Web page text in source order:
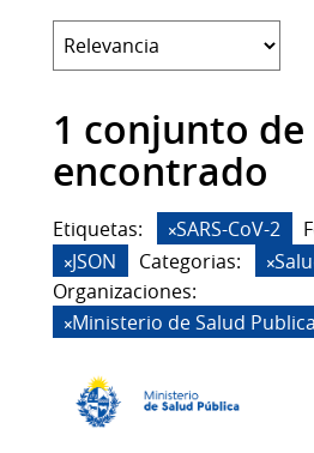
1 conjunto
encontrado
Etiquetas: SARS-CoV-2
JSON
Categorias:
Organizaciones:
Ministerio de Salud Publica